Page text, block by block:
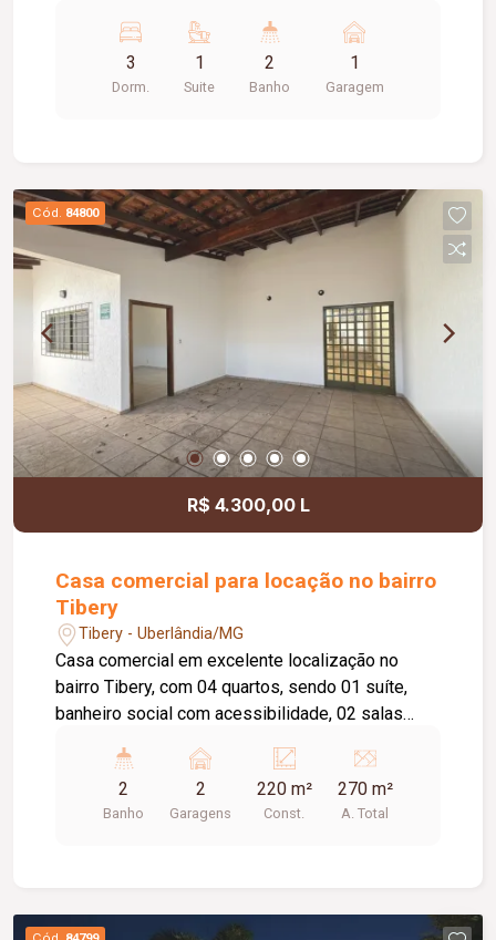
estar com sacada, cozinha toda planejada com
armários, área de lavanderia com armário, 01 vaga
de garagem.
3
Dorm.
1
Suite
2
Banho
1
Garagem
Cód. 84800
R$ 4.300,00 L
Casa comercial para locação no bairro
Tibery
Tibery - Uberlândia/MG
Casa comercial em excelente localização no
bairro Tibery, com 04 quartos, sendo 01 suíte,
banheiro social com acessibilidade, 02 salas
cozinha com armário sob a pia, varanda nos
fundos, ducha, 01 banheiro e 01 sala de apoio na
área externa, 02 vagas de garagem cobertas,
demais atividades comerciais.
2
Banho
2
Garagens
220 m²
Const.
270 m²
A. Total